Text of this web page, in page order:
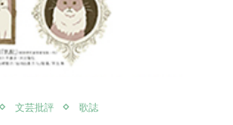
文芸批評 歌誌